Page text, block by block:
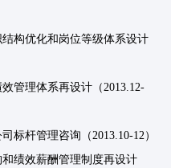
构优化和岗位等级体系设计
管理体系再设计（2013.12-
标杆管理咨询（2013.10-12）
绩效薪酬管理制度再设计